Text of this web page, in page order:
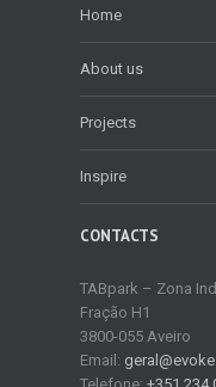
Home
About us
Projects
Inspire
CONTACTS
TABpark – Zona
Fração H1
3800-055 Aveiro
Email: